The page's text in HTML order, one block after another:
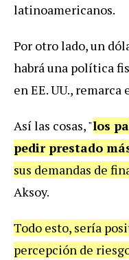
latinoamericanos.
Por otro lado, un
habrá una política
en EE. UU.,
Así las cosas, "los
pedir prestado
sus demandas de
Aksoy.
Todo esto, sería
percepción de